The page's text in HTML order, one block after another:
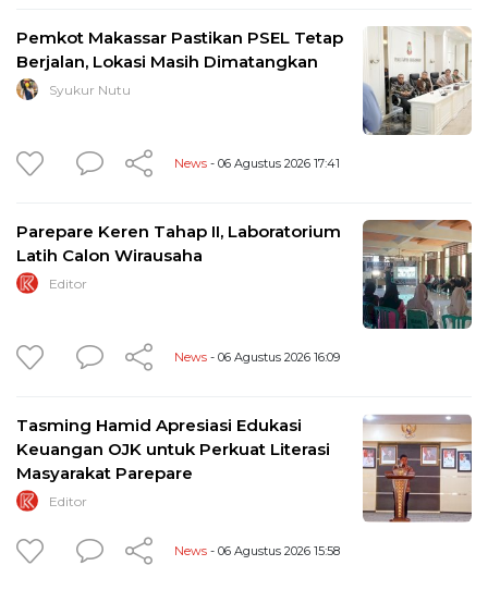
Pemkot Makassar Pastikan PSEL Tetap
Berjalan, Lokasi Masih Dimatangkan
Syukur Nutu
News - 06 Agustus 2026 17:41
Parepare Keren Tahap II, Laboratorium
Latih Calon Wirausaha
Editor
News - 06 Agustus 2026 16:09
Tasming Hamid Apresiasi Edukasi
Keuangan OJK untuk Perkuat Literasi
Masyarakat Parepare
Editor
News - 06 Agustus 2026 15:58